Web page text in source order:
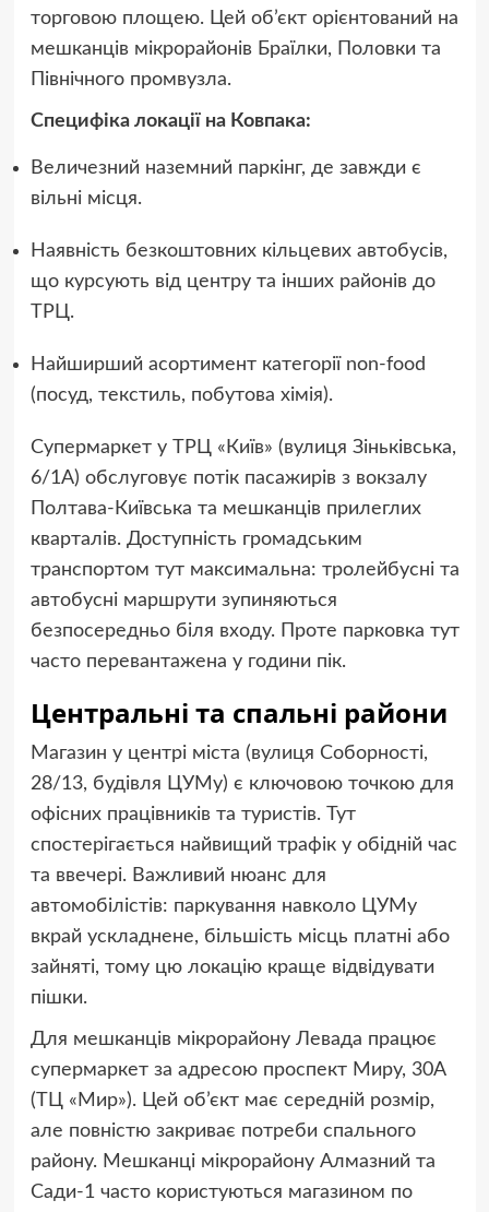
торговою площею. Цей об’єкт орієнтований на
мешканців мікрорайонів Браїлки, Половки та
Північного промвузла.
Специфіка локації на Ковпака:
Величезний наземний паркінг, де завжди є
вільні місця.
Наявність безкоштовних кільцевих автобусів,
що курсують від центру та інших районів до
ТРЦ.
Найширший асортимент категорії non-food
(посуд, текстиль, побутова хімія).
Супермаркет у ТРЦ «Київ» (вулиця Зіньківська,
6/1А) обслуговує потік пасажирів з вокзалу
Полтава-Київська та мешканців прилеглих
кварталів. Доступність громадським
транспортом тут максимальна: тролейбусні та
автобусні маршрути зупиняються
безпосередньо біля входу. Проте парковка тут
часто перевантажена у години пік.
Центральні та спальні райони
Магазин у центрі міста (вулиця Соборності,
28/13, будівля ЦУМу) є ключовою точкою для
офісних працівників та туристів. Тут
спостерігається найвищий трафік у обідній час
та ввечері. Важливий нюанс для
автомобілістів: паркування навколо ЦУМу
вкрай ускладнене, більшість місць платні або
зайняті, тому цю локацію краще відвідувати
пішки.
Для мешканців мікрорайону Левада працює
супермаркет за адресою проспект Миру, 30А
(ТЦ «Мир»). Цей об’єкт має середній розмір,
але повністю закриває потреби спального
району. Мешканці мікрорайону Алмазний та
Сади-1 часто користуються магазином по